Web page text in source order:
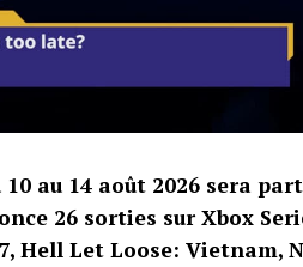
au 14 août 2026 sera
26 sorties sur Xbox
Hell Let Loose: Vietnam,